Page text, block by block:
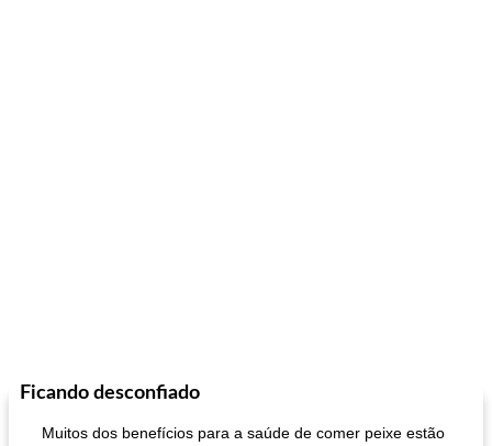
Ficando desconfiado
Muitos dos benefícios para a saúde de comer peixe estão